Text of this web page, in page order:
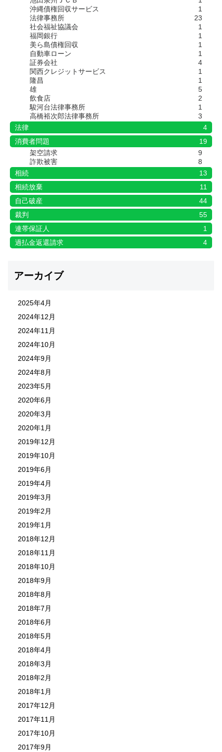
沖縄債権回収サービス
1
法律事務所
23
社会福祉協議会
1
福岡銀行
1
美ら島債権回収
1
自動車ローン
1
証券会社
4
関西クレジットサービス
1
隆昌
1
雄
5
飲食店
2
駿河台法律事務所
1
高橋裕次郎法律事務所
3
法律
4
消費者問題
19
架空請求
9
詐欺被害
8
相続
13
相続放棄
11
自己破産
44
裁判
55
連帯保証人
1
過払金返還請求
4
アーカイブ
2025年4月
2024年12月
2024年11月
2024年10月
2024年9月
2024年8月
2023年5月
2020年6月
2020年3月
2020年1月
2019年12月
2019年10月
2019年6月
2019年4月
2019年3月
2019年2月
2019年1月
2018年12月
2018年11月
2018年10月
2018年9月
2018年8月
2018年7月
2018年6月
2018年5月
2018年4月
2018年3月
2018年2月
2018年1月
2017年12月
2017年11月
2017年10月
2017年9月